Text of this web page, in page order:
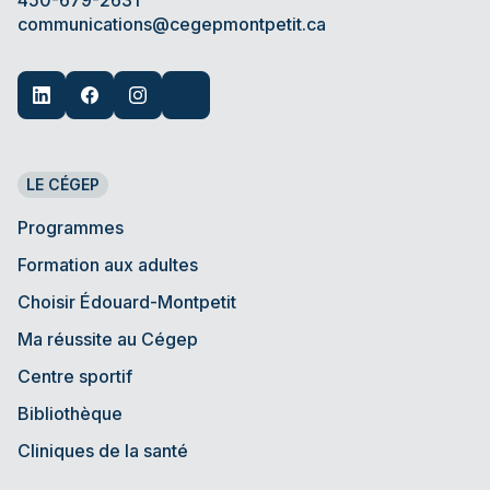
communications@cegepmontpetit.ca
LE CÉGEP
Programmes
Formation aux adultes
Choisir Édouard-Montpetit
Ma réussite au Cégep
Centre sportif
Bibliothèque
Cliniques de la santé